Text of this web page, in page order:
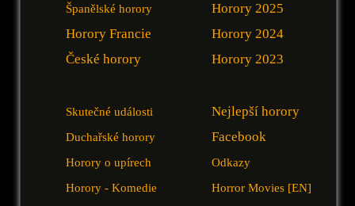
Španělské horory
Horory Francie
České horory
Horory 2025
Horory 2024
Horory 2023
Skutečné události
Duchařské horory
Horory o upírech
Horory - Komedie
Nejlepší horory
Facebook
Odkazy
Horror Movies [EN]